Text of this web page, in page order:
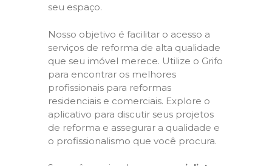
seu espaço.
Nosso objetivo é facilitar o acesso a
serviços de reforma de alta qualidade
que seu imóvel merece. Utilize o Grifo
para encontrar os melhores
profissionais para reformas
residenciais e comerciais. Explore o
aplicativo para discutir seus projetos
de reforma e assegurar a qualidade e
o profissionalismo que você procura.